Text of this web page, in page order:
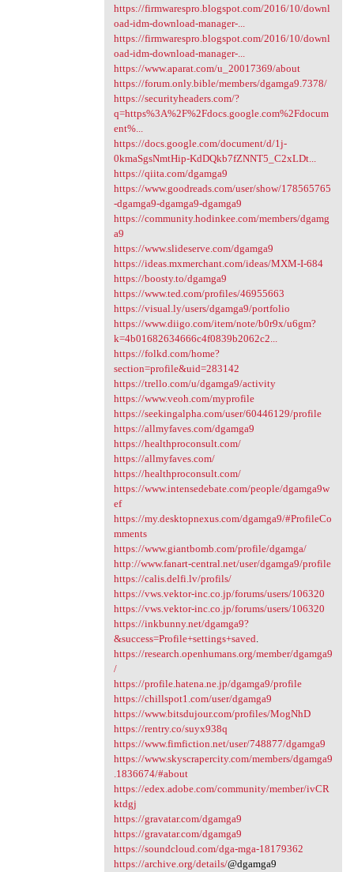
https://firmwarespro.blogspot.com/2016/10/downl
oad-idm-download-manager-...
https://firmwarespro.blogspot.com/2016/10/downl
oad-idm-download-manager-...
https://www.aparat.com/u_20017369/about
https://forum.only.bible/members/dgamga9.7378/
https://securityheaders.com/?
q=https%3A%2F%2Fdocs.google.com%2Fdocum
ent%...
https://docs.google.com/document/d/1j-
0kmaSgsNmtHip-KdDQkb7fZNNT5_C2xLDt...
https://qiita.com/dgamga9
https://www.goodreads.com/user/show/178565765
-dgamga9-dgamga9-dgamga9
https://community.hodinkee.com/members/dgamg
a9
https://www.slideserve.com/dgamga9
https://ideas.mxmerchant.com/ideas/MXM-I-684
https://boosty.to/dgamga9
https://www.ted.com/profiles/46955663
https://visual.ly/users/dgamga9/portfolio
https://www.diigo.com/item/note/b0r9x/u6gm?
k=4b01682634666c4f0839b2062c2...
https://folkd.com/home?
section=profile&uid=283142
https://trello.com/u/dgamga9/activity
https://www.veoh.com/myprofile
https://seekingalpha.com/user/60446129/profile
https://allmyfaves.com/dgamga9
https://healthproconsult.com/
https://allmyfaves.com/
https://healthproconsult.com/
https://www.intensedebate.com/people/dgamga9w
ef
https://my.desktopnexus.com/dgamga9/#ProfileCo
mments
https://www.giantbomb.com/profile/dgamga/
http://www.fanart-central.net/user/dgamga9/profile
https://calis.delfi.lv/profils/
https://vws.vektor-inc.co.jp/forums/users/106320
https://vws.vektor-inc.co.jp/forums/users/106320
https://inkbunny.net/dgamga9?
&success=Profile+settings+saved
https://research.openhumans.org/member/dgamga9
/
https://profile.hatena.ne.jp/dgamga9/profile
https://chillspot1.com/user/dgamga9
https://www.bitsdujour.com/profiles/MogNhD
https://rentry.co/suyx938q
https://www.fimfiction.net/user/748877/dgamga9
https://www.skyscrapercity.com/members/dgamga9
.1836674/#about
https://edex.adobe.com/community/member/ivCR
ktdgj
https://gravatar.com/dgamga9
https://gravatar.com/dgamga9
https://soundcloud.com/dga-mga-18179362
https://archive.org/details/@dgamga9